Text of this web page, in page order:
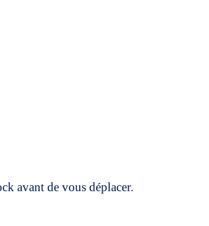
avant de vous déplacer.